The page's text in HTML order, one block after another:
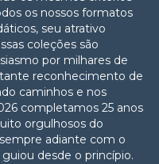
os nossos formatos
seu atrativo
coleções são
por milhares de
reconhecimento de
caminhos e nos
completamos 25 anos
orgulhosos do
adiante com o
desde o princípio.